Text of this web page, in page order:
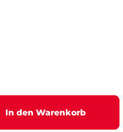
In den Warenkorb